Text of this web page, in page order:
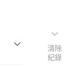
清除
紀錄